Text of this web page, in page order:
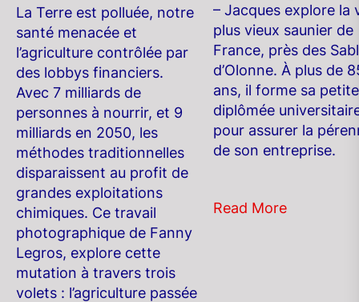
La Terre est polluée, notre
santé menacée et
l’agriculture contrôlée par
des lobbys financiers.
Avec 7 milliards de
personnes à nourrir, et 9
milliards en 2050, les
méthodes traditionnelles
disparaissent au profit de
grandes exploitations
chimiques. Ce travail
photographique de Fanny
Legros, explore cette
mutation à travers trois
volets : l’agriculture passée
– Jacques explore la
plus vieux saunier de
France, près des
d’Olonne. À plus de
ans, il forme sa
diplômée
pour assurer la
de son entreprise.
Read More